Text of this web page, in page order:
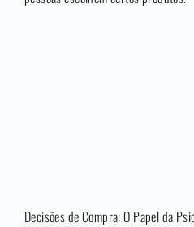
Decisões de Compra: O Papel da